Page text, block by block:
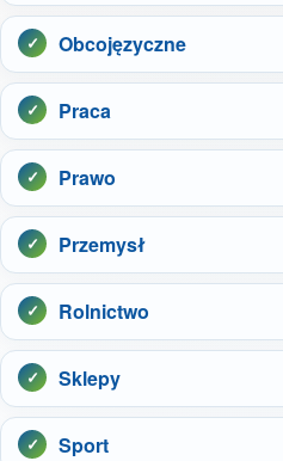
Obcojęzyczne
Praca
Prawo
Przemysł
Rolnictwo
Sklepy
Sport